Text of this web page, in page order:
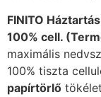
FINITO
100% cell.
maximális
100% tiszta
papírtörlő